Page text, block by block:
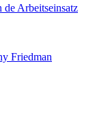
de Arbeitseinsatz
Friedman